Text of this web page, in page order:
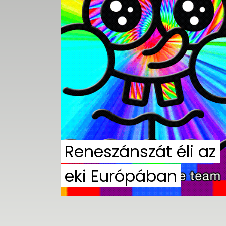
UTCA
ZENE
MÉDIAAJÁNLAT
IMPRESSZUM
PR-ARCHÍVUM
ADATKEZELÉSI
TÁJÉKOZTATÓ
Reneszánszát éli az
eki Európában